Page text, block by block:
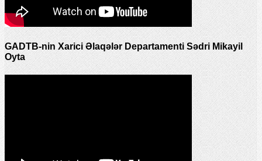
GADTB-nin Xarici Əlaqələr Departamenti Sədri Mikayil
Oyta